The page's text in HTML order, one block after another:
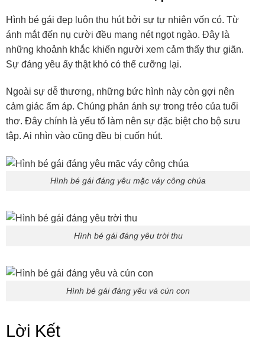
Hình bé gái đẹp luôn thu hút bởi sự tự nhiên vốn có. Từ
ánh mắt đến nụ cười đều mang nét ngọt ngào. Đây là
những khoảnh khắc khiến người xem cảm thấy thư giãn.
Sự đáng yêu ấy thật khó có thể cưỡng lại.
Ngoài sự dễ thương, những bức hình này còn gợi nên
cảm giác ấm áp. Chúng phản ánh sự trong trẻo của tuổi
thơ. Đây chính là yếu tố làm nên sự đặc biệt cho bộ sưu
tập. Ai nhìn vào cũng đều bị cuốn hút.
Hình bé gái đáng yêu mặc váy công chúa
Hình bé gái đáng yêu trời thu
Hình bé gái đáng yêu và cún con
Lời Kết